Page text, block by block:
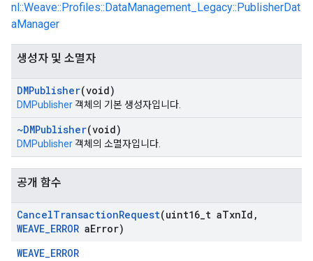
nl::Weave::Profiles::DataManagement_Legacy::PublisherDat
aManager
생성자 및 소멸자
DMPublisher(void)
DMPublisher 객체의 기본 생성자입니다.
~DMPublisher(void)
DMPublisher 객체의 소멸자입니다.
공개 함수
CancelTransactionRequest(uint16 t aTxnId ,
WEAVE_ERROR aError)
WEAVE_ERROR